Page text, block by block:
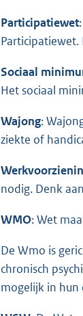
Participatiewet
Sociaal
Het sociaal
Wajong:
ziekte of
nodig. Denk
WMO: Wet
De Wmo is
chronisch
mogelijk in hun